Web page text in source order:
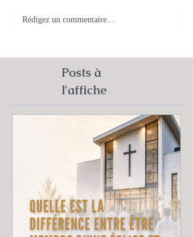
Rédigez un commentaire...
Posts à
l'affiche